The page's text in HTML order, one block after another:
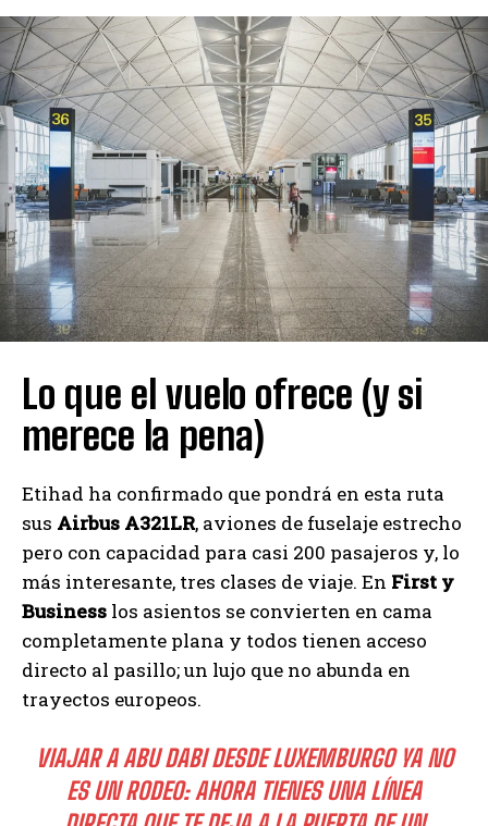
Lo que el vuelo ofrece (y si
merece la pena)
Etihad ha confirmado que pondrá en esta ruta
sus Airbus A321LR, aviones de fuselaje estrecho
pero con capacidad para casi 200 pasajeros y, lo
más interesante, tres clases de viaje. En First y
Business los asientos se convierten en cama
completamente plana y todos tienen acceso
directo al pasillo; un lujo que no abunda en
trayectos europeos.
VIAJAR A ABU DABI DESDE LUXEMBURGO YA NO
ES UN RODEO: AHORA TIENES UNA LÍNEA